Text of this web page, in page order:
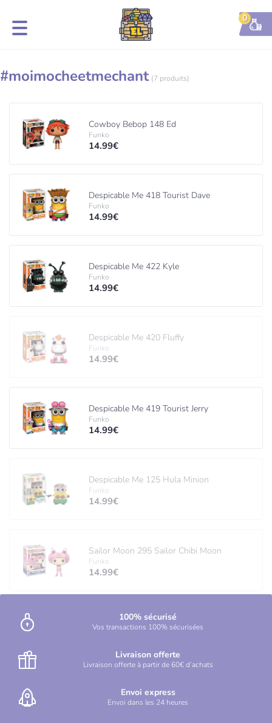
0
#moimocheetmechant (7 produits)
Cowboy Bebop 148 Ed
Funko
14.99€
Despicable Me 418 Tourist Dave
Funko
14.99€
Despicable Me 422 Kyle
Funko
14.99€
Despicable Me 420 Fluffy
Funko
14.99€
Despicable Me 419 Tourist Jerry
Funko
14.99€
Despicable Me 125 Hula Minion
Funko
14.99€
Sailor Moon 295 Sailor Chibi Moon
Funko
14.99€
100% sécurisé
Vos transactions 100% sécurisées
Livraison offerte
Livraison offerte à partir de 60€ d’achats
Envoi express
Envoi dans les 24 heures